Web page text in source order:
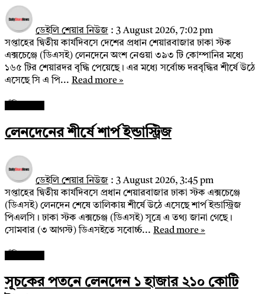
ডেইলি শেয়ার নিউজ : 3 August 2026, 7:02 pm
সপ্তাহের দ্বিতীয় কার্যদিবসে দেশের প্রধান শেয়ারবাজার ঢাকা স্টক
এক্সচেঞ্জে (ডিএসই) লেনদেনে অংশ নেওয়া ৩৯৩ টি কোম্পানির মধ্যে
১৬৫ টির শেয়ারদর বৃদ্ধি পেয়েছে। এর মধ্যে সর্বোচ্চ দরবৃদ্ধির শীর্ষে উঠে
এসেছে সি এ পি... Read more »
লেনদেনের শীর্ষে শার্প ইন্ডাস্ট্রিজ
ডেইলি শেয়ার নিউজ : 3 August 2026, 3:45 pm
সপ্তাহের দ্বিতীয় কার্যদিবসে প্রধান শেয়ারবাজার ঢাকা স্টক এক্সচেঞ্জে
(ডিএসই) লেনদেন শেষে তালিকায় শীর্ষে উঠে এসেছে শার্প ইন্ডাস্ট্রিজ
পিএলসি। ঢাকা স্টক এক্সচেঞ্জ (ডিএসই) সূত্রে এ তথ্য জানা গেছে।
সোমবার (৩ আগস্ট) ডিএসইতে সবোর্চ্চ... Read more »
সূচকের পতনে লেনদেন ১ হাজার ২১০ কোটি